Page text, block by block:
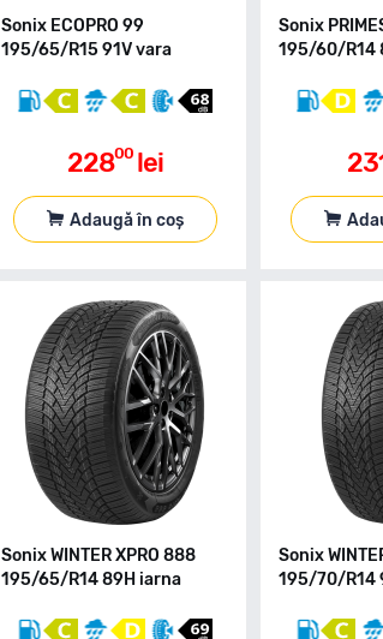
Sonix ECOPRO 99
195/65/R15 91V vara
22800 lei
Adaugă în coș
Sonix
195/60/R14
Sonix WINTER XPRO 888
195/65/R14 89H iarna
Sonix
195/70/R14